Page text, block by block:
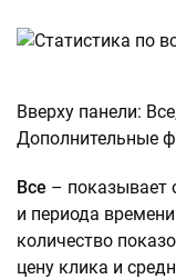
Вверху панели:
Дополнительные
Все – показывает
и периода
количество
цену клика и